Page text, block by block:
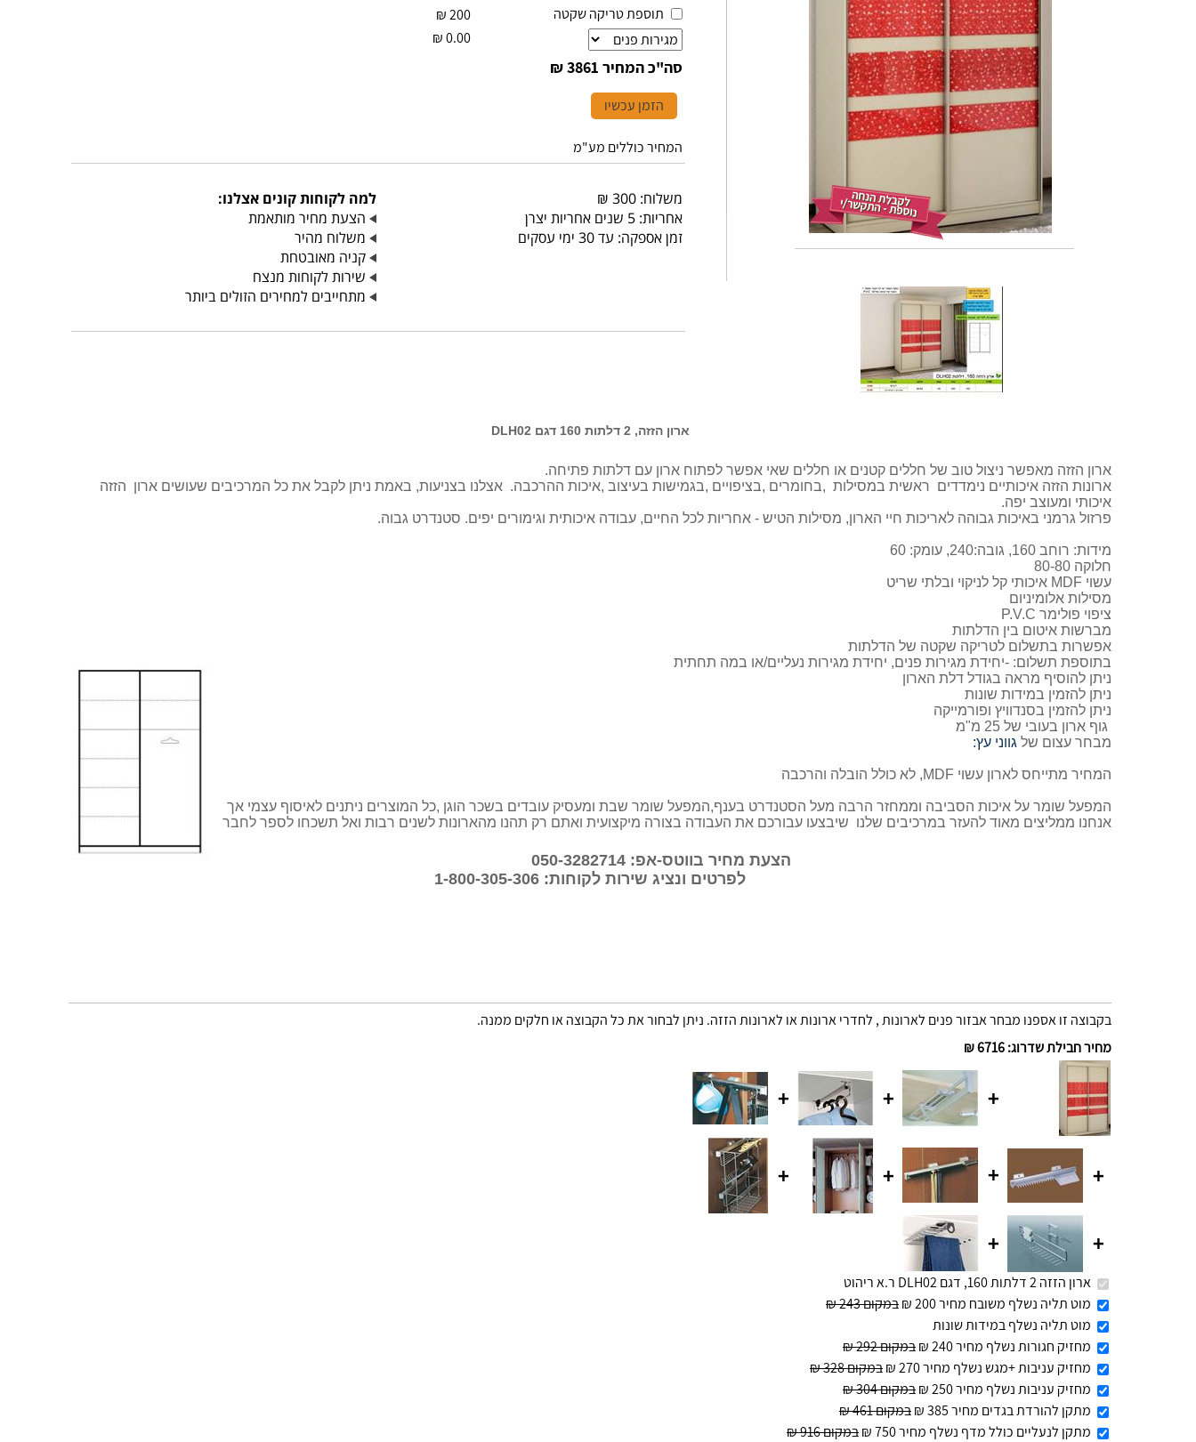
תוספת טריקה שקטה
200
₪
0.00
₪
סה"כ המחיר 3861 ₪
הזמן עכשיו
המחיר כוללים מע"מ
משלוח: 300 ₪
אחריות: 5 שנים אחריות יצרן
זמן אספקה: עד 30 ימי עסקים
למה לקוחות קונים אצלנו:
הצעת מחיר מותאמת
משלוח מהיר
קניה מאובטחת
שירות לקוחות מנצח
מתחייבים למחירים הזולים ביותר
ארון הזזה, 2 דלתות 160 דגם DLH02
ארון הזזה מאפשר ניצול טוב של חללים קטנים או חללים שאי אפשר לפתוח ארון עם דלתות פתיחה.
ארונות הזזה איכותיים נימדדים ראשית במסילות ,בחומרים ,בציפויים ,בגמישות בעיצוב ,איכות ההרכבה. אצלנו בצניעות, באמת ניתן לקבל את כל המרכיבים שעושים ארון הזזה
איכותי ומעוצב יפה.
פרזול גרמני באיכות גבוהה לאריכות חיי הארון, מסילות הטיש - אחריות לכל החיים, עבודה איכותית וגימורים יפים. סטנדרט גבוה.
מידות: רוחב 160, גובה:240, עומק: 60
חלוקה 80-80
עשוי MDF איכותי קל לניקוי ובלתי שריט
מסילות אלומיניום
ציפוי פולימר P.V.C
מברשות איטום בין הדלתות
אפשרות בתשלום לטריקה שקטה של הדלתות
בתוספת תשלום: -יחידת מגירות פנים, יחידת מגירות נעליים/או במה תחתית
ניתן להוסיף מראה בגודל דלת הארון
ניתן להזמין במידות שונות
ניתן להזמין בסנדוויץ ופורמייקה
גוף ארון בעובי של 25 מ"מ
מבחר עצום של גווני עץ:
המחיר מתייחס לארון עשוי MDF, לא כולל הובלה והרכבה
המפעל שומר על איכות הסביבה וממחזר הרבה מעל הסטנדרט בענף,המפעל שומר שבת ומעסיק עובדים בשכר הוגן ,כל המוצרים ניתנים לאיסוף עצמי אך
אנחנו ממליצים מאוד להעזר במרכיבים שלנו שיבצעו עבורכם את העבודה בצורה מיקצועית ואתם רק תהנו מהארונות לשנים רבות ואל תשכחו לספר לחבר
הצעת מחיר בווטס-אפ: 050-3282714
לפרטים ונציג שירות לקוחות: 1-800-305-306
בקבוצה זו אספנו מבחר אבזור פנים לארונות , לחדרי ארונות או לארונות הזזה. ניתן לבחור את כל הקבוצה או חלקים ממנה.
מחיר חבילת שדרוג:
6716 ₪
+
+
+
+
+
+
+
+
+
ארון הזזה 2 דלתות 160, דגם DLH02 ר.א ריהוט
מוט תליה נשלף משובח מחיר 200 ₪
במקום 243 ₪
מוט תליה נשלף במידות שונות
מחזיק חגורות נשלף מחיר 240 ₪
במקום 292 ₪
מחזיק עניבות +מגש נשלף מחיר 270 ₪
במקום 328 ₪
מחזיק עניבות נשלף מחיר 250 ₪
במקום 304 ₪
מתקן להורדת בגדים מחיר 385 ₪
במקום 461 ₪
מתקן לנעליים כולל מדף נשלף מחיר 750 ₪
במקום 916 ₪